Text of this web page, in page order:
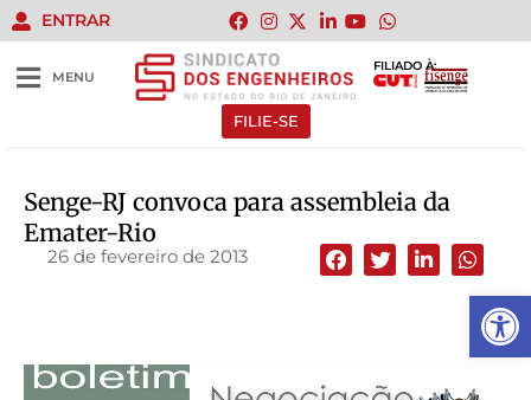
Abrir
ENTRAR
MENU
FILIADO À:
FILIE-SE
Senge-RJ convoca para assembleia da
Emater-Rio
26 de fevereiro de 2013